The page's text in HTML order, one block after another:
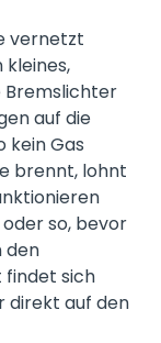
vernetzt
kleines,
Bremslichter
auf die
kein Gas
brennt, lohnt
so, bevor
den
findet sich
direkt auf den